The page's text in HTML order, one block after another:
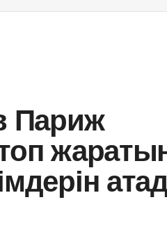
Париж